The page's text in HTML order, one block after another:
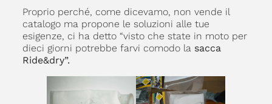
Proprio perché, come dicevamo, non vende il
catalogo ma propone le soluzioni alle tue
esigenze, ci ha detto “visto che state in moto per
dieci giorni potrebbe farvi comodo la sacca
Ride&dry”.